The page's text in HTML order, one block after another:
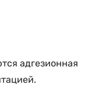
адгезионная